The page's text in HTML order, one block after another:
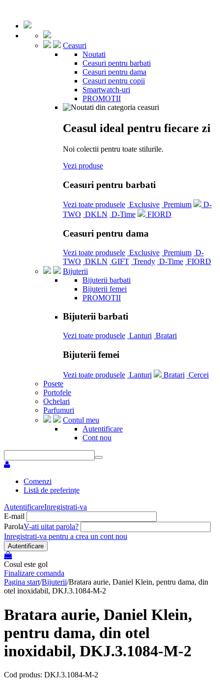
Ceasuri
Noutati
Ceasuri pentru barbati
Ceasuri pentru dama
Ceasuri pentru copii
Smartwatch-uri
PROMOTII
Ceasul ideal pentru fiecare zi
Noi colectii pentru toate stilurile.
Vezi produse
Ceasuri pentru barbati
Vezi toate produsele Exclusive Premium
D-
TWO DKLN D-Time FIORD
Ceasuri pentru dama
Vezi toate produsele Exclusive Premium D-
TWO DKLN GIFT Trendy D-Time FIORD
Bijuterii
Bijuterii barbati
Bijuterii femei
PROMOTII
Bijuterii barbati
Vezi toate produsele Lanturi Bratari
Bijuterii femei
Vezi toate produsele Lanturi Bratari Cercei
Posete
Portofele
Ochelari
Parfumuri
Contul meu
Autentificare
Cont nou
Comenzi
Listă de preferințe
AutentificareInregistrati-va
E-mail
ParolaV-ati uitat parola?
Inregistrati-va pentru a crea un cont nou
Autentificare
Cosul este gol
Finalizare comanda
Pagina start/Bijuterii/Bratara aurie, Daniel Klein, pentru dama, din
otel inoxidabil, DKJ.3.1084-M-2
Bratara aurie, Daniel Klein,
pentru dama, din otel
inoxidabil, DKJ.3.1084-M-2
Cod produs: DKJ.3.1084-M-2